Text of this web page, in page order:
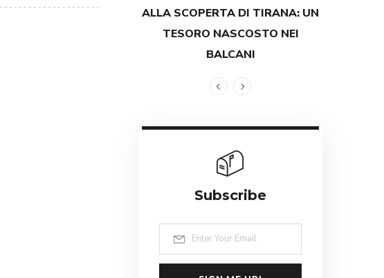
ALLA SCOPERTA DI TIRANA: UN
TESORO NASCOSTO NEI
BALCANI
Subscribe